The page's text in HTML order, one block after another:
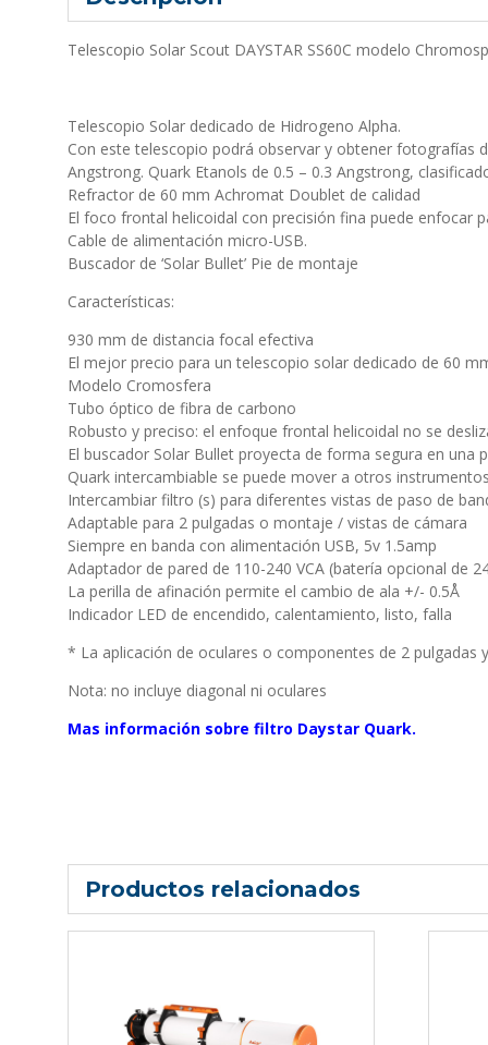
Telescopio Solar Scout DAYSTAR SS60C modelo
Telescopio Solar dedicado de Hidrogeno Alpha.
Con este telescopio podrá observar y obtener fotografías
Angstrong. Quark Etanols de 0.5 – 0.3 Angstrong,
Refractor de 60 mm Achromat Doublet de calidad
El foco frontal helicoidal con precisión fina puede enfocar
Cable de alimentación micro-USB.
Buscador de ‘Solar Bullet’ Pie de montaje
Características:
930 mm de distancia focal efectiva
El mejor precio para un telescopio solar dedicado de 60
Modelo Cromosfera
Tubo óptico de fibra de carbono
Robusto y preciso: el enfoque frontal helicoidal no se
El buscador Solar Bullet proyecta de forma segura en una
Quark intercambiable se puede mover a otros
Intercambiar filtro (s) para diferentes vistas de paso de
Adaptable para 2 pulgadas o montaje / vistas de cámara
Siempre en banda con alimentación USB, 5v 1.5amp
Adaptador de pared de 110-240 VCA (batería opcional de
La perilla de afinación permite el cambio de ala +/- 0.5Å
Indicador LED de encendido, calentamiento, listo, falla
* La aplicación de oculares o componentes de 2 pulgadas
Nota: no incluye diagonal ni oculares
Mas información sobre filtro Daystar Quark.
Productos relacionados